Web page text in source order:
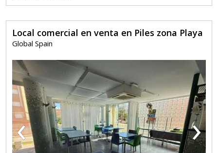
Local comercial en venta en Piles zona Playa
Global Spain
‹ ›